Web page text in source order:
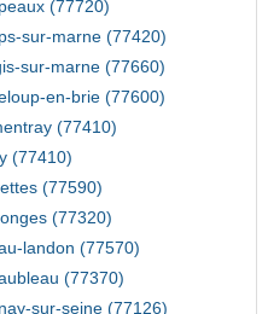
(77720)
sur-marne (77420)
sur-marne (77660)
en-brie (77600)
(77410)
(77410)
(77590)
(77320)
landon (77570)
(77370)
sur-seine (77126)